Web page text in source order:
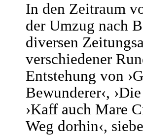
In den Zeitraum
der Umzug nach
diversen
verschiedener
Entstehung von
Bewunderer‹,
›Kaff auch Mare
Weg dorhin‹,